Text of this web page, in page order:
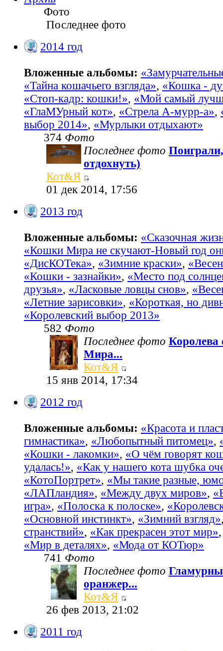
Фото
Последнее фото
2014 год
Вложенные альбомы:
«Тайна кошачьего взгляда», «Кошка -
«Стоп-кадр: кошки!», «Мой самый
«ГлаМУрный кот», «Стрела А-мурр-а»,
выбор 2014», «Мурлыки отдыхают»
374 Фото
Последнее фото
отдохнуть)
Кот&Я
01 дек 2014, 17:56
2013 год
Вложенные альбомы: «Сказочная
«Кошки Мира не скучают-Новый год
«ДисКОТека», «Зимние краски»,
«Кошки - зазнайки», «Место под
друзья», «Ласковые ловцы снов»,
«Летние зарисовки», «Короткая, но
«Королевский выбор 2013»
582 Фото
Последнее фото Королева
Мира...
Кот&Я
15 янв 2014, 17:34
2012 год
Вложенные альбомы: «Красота и
гимнастика», «Любопытный питомец»,
«Кошки - лакомки», «О чём говорят
удалась!», «Как у нашего кота шубка
«КотоПортрет», «Мы такие разные,
«ЛАПландия», «Между двух миров»,
игра», «Полоска к полоске»,
«Основной инстинкт», «Зимний взгляд»
странствий», «Как прекрасен этот мир»
«Мир в деталях», «Мода от КОТюр»
741 Фото
Последнее фото
оранжер...
Кот&Я
26 фев 2013, 21:02
2011 год